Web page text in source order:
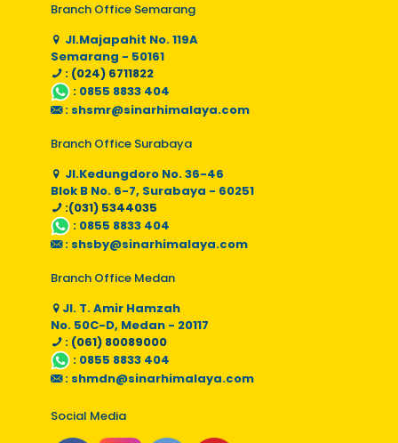
Branch Office Semarang
Jl.Majapahit No. 119A
Semarang - 50161
: (024) 6711822
: 0855 8833 404
: shsmr@sinarhimalaya.com
Branch Office Surabaya
Jl.Kedungdoro No. 36-46
Blok B No. 6-7, Surabaya - 60251
:(031) 5344035
: 0855 8833 404
: shsby@sinarhimalaya.com
Branch Office Medan
Jl. T. Amir Hamzah
No. 50C-D, Medan - 20117
: (061) 80089000
: 0855 8833 404
: shmdn@sinarhimalaya.com
Social Media